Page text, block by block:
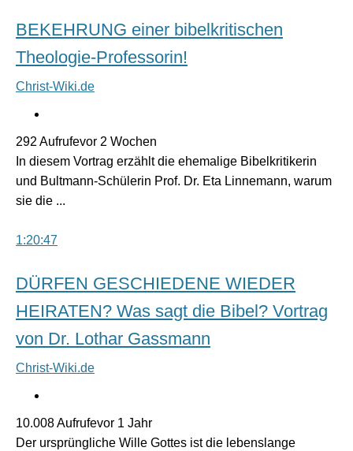
BEKEHRUNG einer bibelkritischen
Theologie-Professorin!
Christ-Wiki.de
292 Aufrufevor 2 Wochen
In diesem Vortrag erzählt die ehemalige Bibelkritikerin
und Bultmann-Schülerin Prof. Dr. Eta Linnemann, warum
sie die ...
1:20:47
DÜRFEN GESCHIEDENE WIEDER
HEIRATEN? Was sagt die Bibel? Vortrag
von Dr. Lothar Gassmann
Christ-Wiki.de
10.008 Aufrufevor 1 Jahr
Der ursprüngliche Wille Gottes ist die lebenslange